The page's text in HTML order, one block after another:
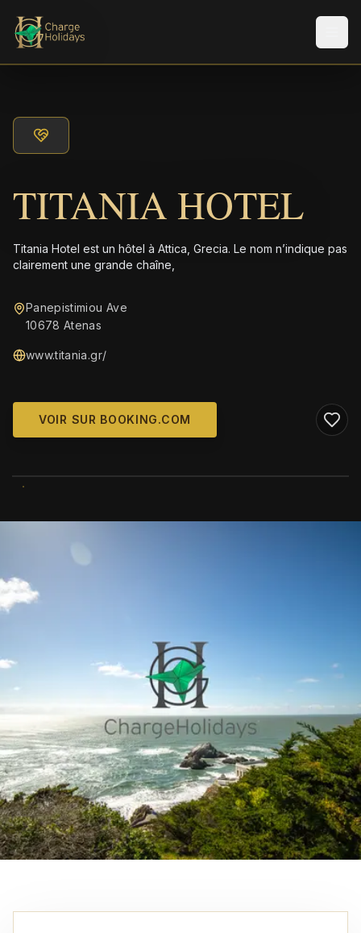
TITANIA HOTEL
Titania Hotel est un hôtel à Attica, Grecia. Le nom n’indique pas
clairement une grande chaîne,
Panepistimiou Ave
10678 Atenas
www.titania.gr/
VOIR SUR BOOKING.COM